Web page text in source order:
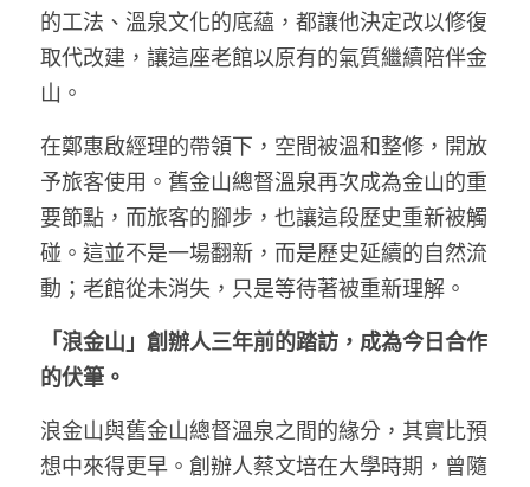
的工法、溫泉文化的底蘊，都讓他決定改以修復
取代改建，讓這座老館以原有的氣質繼續陪伴金
山。
在鄭惠啟經理的帶領下，空間被溫和整修，開放
予旅客使用。舊金山總督溫泉再次成為金山的重
要節點，而旅客的腳步，也讓這段歷史重新被觸
碰。這並不是一場翻新，而是歷史延續的自然流
動；老館從未消失，只是等待著被重新理解。
「浪金山」創辦人三年前的踏訪，成為今日合作
的伏筆。
浪金山與舊金山總督溫泉之間的緣分，其實比預
想中來得更早。創辦人蔡文培在大學時期，曾隨